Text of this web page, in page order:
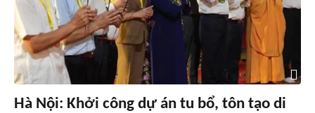
Hà Nội: Khởi công dự án tu bổ, tôn tạo di